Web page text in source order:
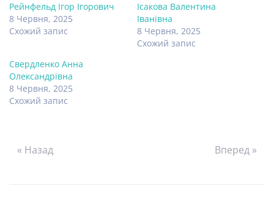
Рейнфельд Ігор Ігорович
8 Червня, 2025
Схожий запис
Ісакова Валентина
Іванівна
8 Червня, 2025
Схожий запис
Свердленко Анна
Олександрівна
8 Червня, 2025
Схожий запис
« Назад Вперед »